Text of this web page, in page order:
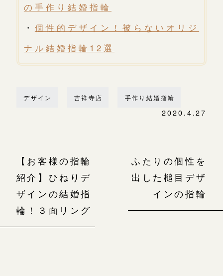
の手作り結婚指輪
・ 個性的デザイン！被らないオリジ
ナル結婚指輪12選
デザイン 吉祥寺店 手作り結婚指輪
2020.4.27
【お客様の指輪
紹介】ひねりデ
ザインの結婚指
輪！３面リング
ふたりの個性を
出した槌目デザ
インの指輪